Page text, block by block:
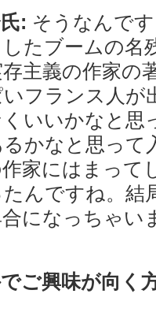
: そうなんで
たブームの名
主義の作家の
フランス人が
いいかなと思
かなと思って
家にはまって
んですね。結
になっちゃい
ご興味が向く